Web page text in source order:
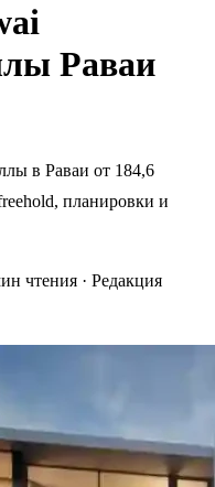
Раваи
в Раваи от 184,6
планировки и
чтения · Редакция